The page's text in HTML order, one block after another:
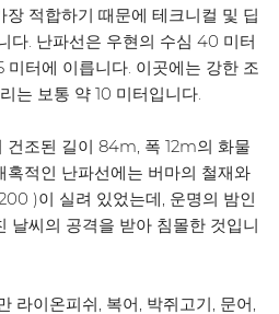
적합하기 때문에 테크니컬 및 딥
다. 난파선은 우현의 수심 40 미터
미터에 이릅니다. 이곳에는 강한 조
는 보통 약 10 미터입니다.
건조된 길이 84m, 폭 12m의 화물
혹적인 난파선에는 버마의 철재와
)이 실려 있었는데, 운명의 밤인
날씨의 공격을 받아 침몰한 것입니
라이온피쉬, 복어, 박쥐고기, 문어,